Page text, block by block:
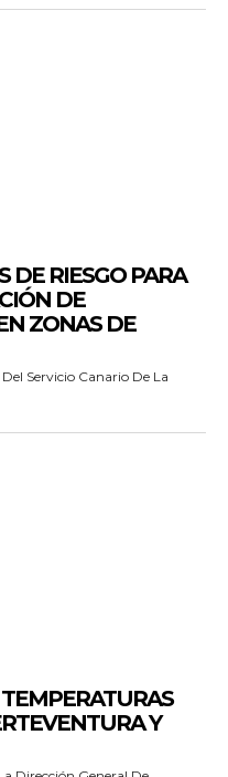
DE RIESGO PARA
DE
ZONAS DE
Servicio Canario De La
Y